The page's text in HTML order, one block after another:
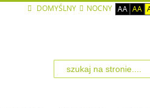
DOMYŚLNY NOCNY AA AA